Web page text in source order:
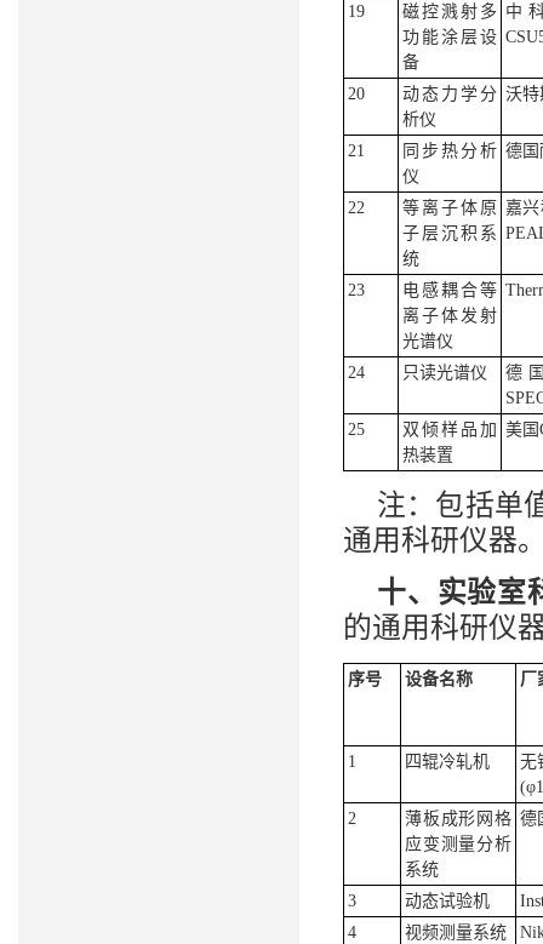
19
磁控溅射多
功能涂层设
备
中
20
动态力学分
析仪
沃特
21
同步热分析
仪
德国
22
等离子体原
子层沉积系
统
嘉
23
电感耦合等
离子体发射
光谱仪
24 只读光谱仪
德
25
双倾样品加
热装置
美国
注：包括单
通用科研仪器
十、实验室
的通用科研仪
序号 设备名称 厂
1 四辊冷轧机
无
2
薄板成形网格
应变测量分析
系统
德
3 动态试验机
4
视频测量系统